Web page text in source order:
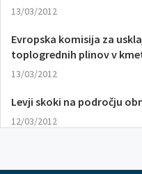
13/03/2012
Evropska komisija za
toplogrednih plinov v
13/03/2012
Levji skoki na področju
12/03/2012